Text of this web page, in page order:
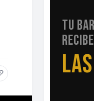
TU